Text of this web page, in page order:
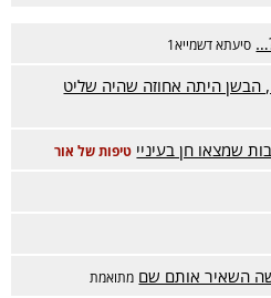
סיעתא דשמייא1
הבשן היתה אחוזה שהיה שליט
שמצאו חן בעיניי טיפות של אור
השאיר אותם שם מתואמת